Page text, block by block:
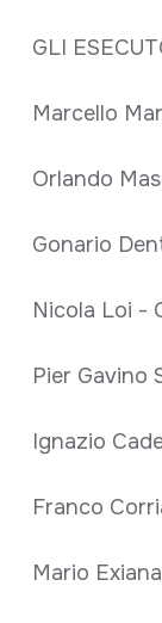
GLI
Marcello
Orlando
Gonario
Nicola Loi -
Pier Gavino
Ignazio
Franco
Mario